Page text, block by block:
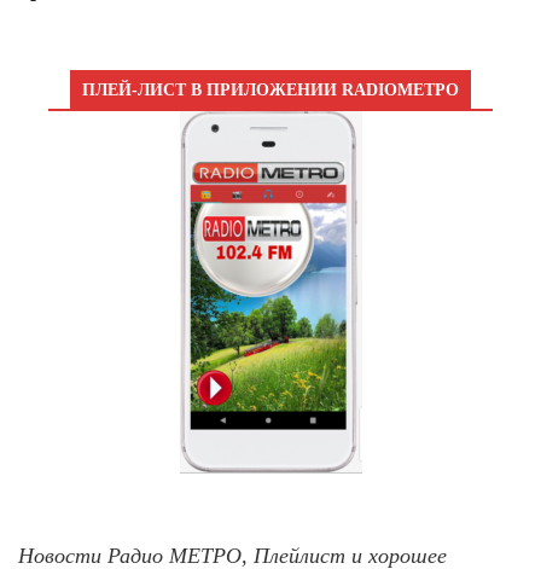
ПЛЕЙ-ЛИСТ В ПРИЛОЖЕНИИ RADIOМЕТРО
Новости Радио МЕТРО, Плейлист и хорошее